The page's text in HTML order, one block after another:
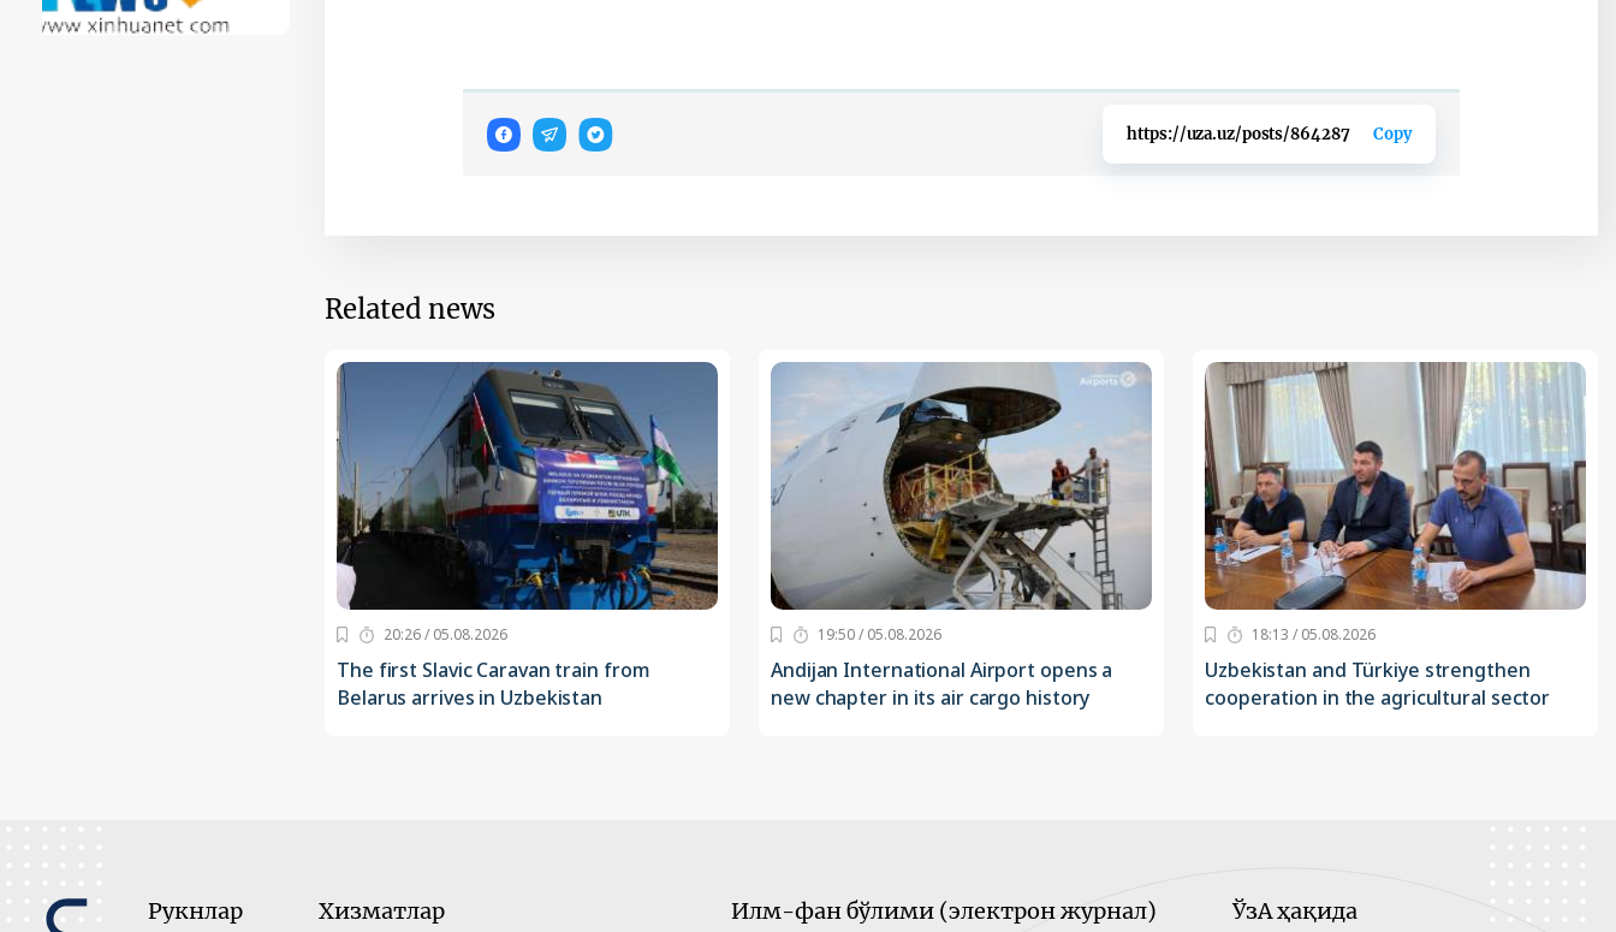
https://uza.uz/posts/864287 Copy
Related news
20:26 / 05.08.2026
The first Slavic Caravan train from
Belarus arrives in Uzbekistan
19:50 / 05.08.2026
Andijan International Airport opens a
new chapter in its air cargo history
18:13 / 05.08.2026
Uzbekistan and Türkiye strengthen
cooperation in the agricultural sector
Рукнлар Хизматлар Илм-фан бўлими (электрон журнал) ЎзА ҳақида